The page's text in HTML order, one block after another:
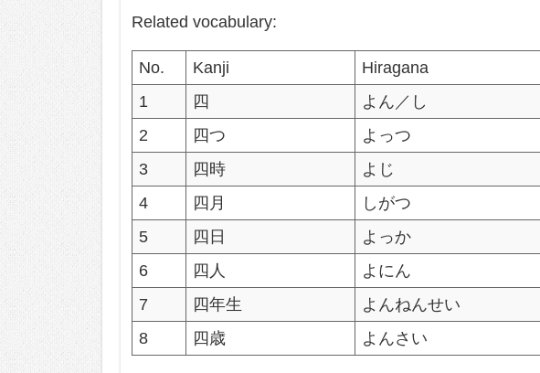
Related vocabulary:
No. Kanji Hiragana
1
四 よん／し
2
四つ よっつ
3
四時 よじ
4
四月 しがつ
5
四日 よっか
6
四人 よにん
7
四年生 よんねんせい
8
四歳 よんさい